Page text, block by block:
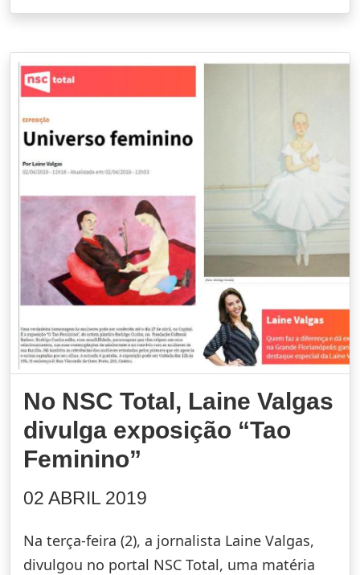
No NSC Total, Laine Valgas
divulga exposição “Tao
Feminino”
02 ABRIL 2019
Na terça-feira (2), a jornalista Laine Valgas,
divulgou no portal NSC Total, uma matéria